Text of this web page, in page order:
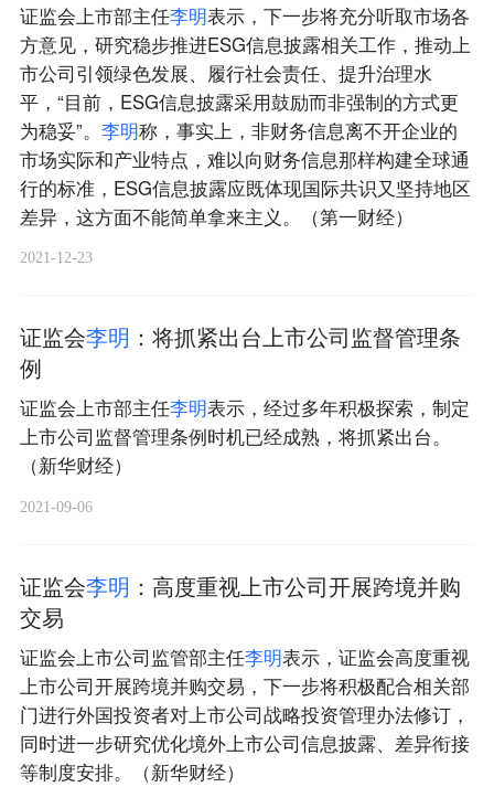
证监会上市部主任李明表示，下一步将充分听取市场各
方意见，研究稳步推进ESG信息披露相关工作，推动上
市公司引领绿色发展、履行社会责任、提升治理水
平，“目前，ESG信息披露采用鼓励而非强制的方式更
为稳妥”。 李明称，事实上，非财务信息离不开企业的
市场实际和产业特点，难以向财务信息那样构建全球通
行的标准，ESG信息披露应既体现国际共识又坚持地区
差异，这方面不能简单拿来主义。（第一财经）
2021-12-23
证监会李明 ：将抓紧出台上市公司监督管理条
例
证监会上市部主任李明表示，经过多年积极探索，制定
上市公司监督管理条例时机已经成熟，将抓紧出台。
（新华财经）
2021-09-06
证监会李明 ：高度重视上市公司开展跨境并购
交易
证监会上市公司监管部主任李明表示，证监会高度重视
上市公司开展跨境并购交易，下一步将积极配合相关部
门进行外国投资者对上市公司战略投资管理办法修订，
同时进一步研究优化境外上市公司信息披露、差异衔接
等制度安排。（新华财经）